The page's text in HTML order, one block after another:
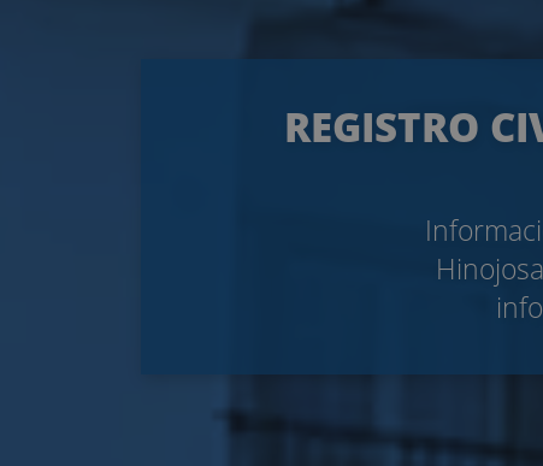
REGISTRO